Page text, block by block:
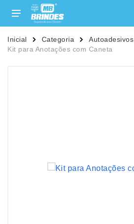
Inicial Categoria
Autoadesivos
Kit para Anotações com Caneta